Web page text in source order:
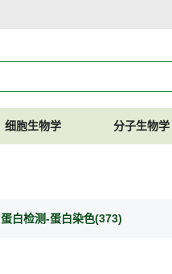
细胞生物学 分子生物学
蛋白检测-蛋白染色(373)